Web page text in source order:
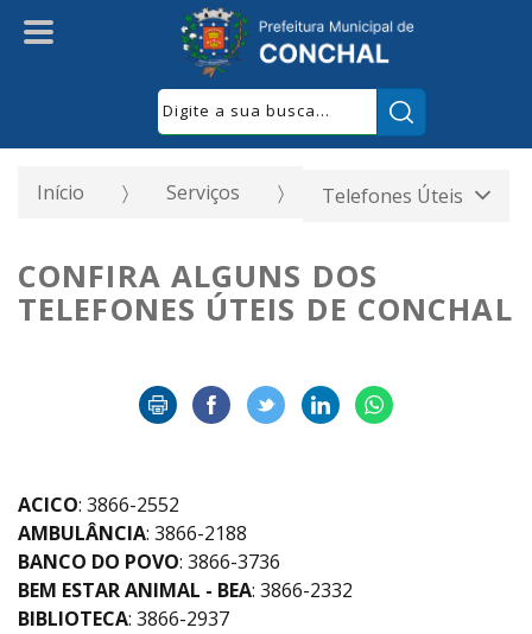
Início Serviços Telefones Úteis
CONFIRA ALGUNS DOS
TELEFONES ÚTEIS DE CONCHAL
ACICO: 3866-2552
AMBULÂNCIA: 3866-2188
BANCO DO POVO: 3866-3736
BEM ESTAR ANIMAL - BEA: 3866-2332
BIBLIOTECA: 3866-2937